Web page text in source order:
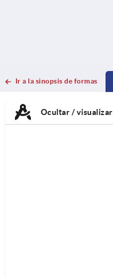
Ir a la sinopsis de formas
Ocultar /